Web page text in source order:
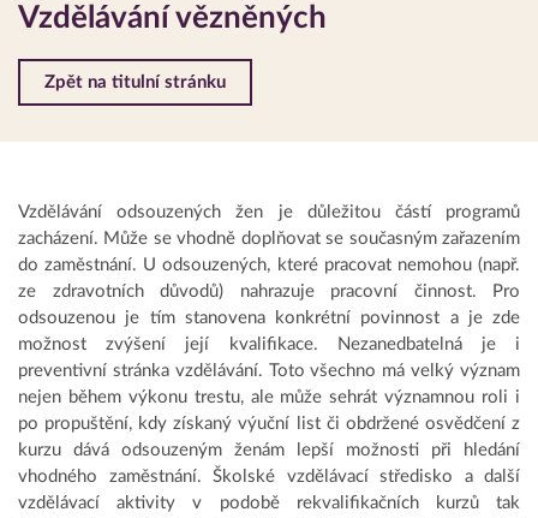
Vzdělávání vězněných
Zpět na titulní stránku
Vzdělávání odsouzených žen je důležitou částí programů
zacházení. Může se vhodně doplňovat se současným zařazením
do zaměstnání. U odsouzených, které pracovat nemohou (např.
ze zdravotních důvodů) nahrazuje pracovní činnost. Pro
odsouzenou je tím stanovena konkrétní povinnost a je zde
možnost zvýšení její kvalifikace. Nezanedbatelná je i
preventivní stránka vzdělávání. Toto všechno má velký význam
nejen během výkonu trestu, ale může sehrát významnou roli i
po propuštění, kdy získaný výuční list či obdržené osvědčení z
kurzu dává odsouzeným ženám lepší možnosti při hledání
vhodného zaměstnání. Školské vzdělávací středisko a další
vzdělávací aktivity v podobě rekvalifikačních kurzů tak